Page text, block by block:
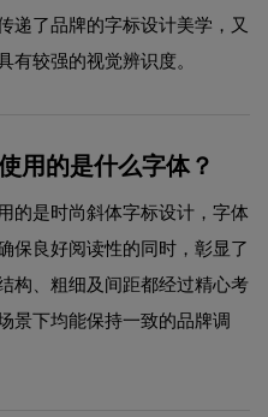
递了品牌的字标设计美学，又
有较强的视觉辨识度。
用的是什么字体？
的是时尚斜体字标设计，字体
保良好阅读性的同时，彰显了
构、粗细及间距都经过精心考
景下均能保持一致的品牌调